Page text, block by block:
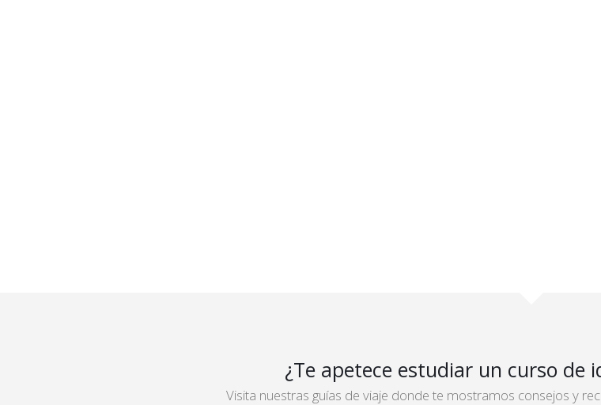
¿Te apetece estudiar un curso de
Visita nuestras guías de viaje donde te mostramos consejos y